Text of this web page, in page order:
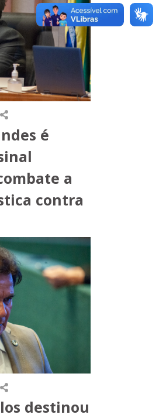
é
a
contra
destinou